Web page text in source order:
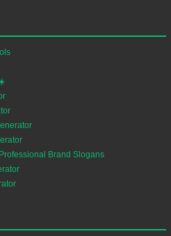
Brand Slogans